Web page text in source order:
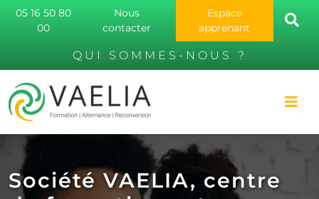
05 16 50 80
00
Nous
contacter
Espace
apprenant
QUI SOMMES-NOUS ?
Société VAELIA, centre